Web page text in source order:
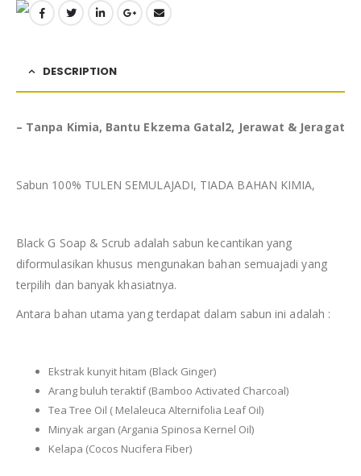
DESCRIPTION
– Tanpa Kimia, Bantu Ekzema Gatal2, Jerawat & Jeragat
Sabun 100% TULEN SEMULAJADI, TIADA BAHAN KIMIA,
Black G Soap & Scrub adalah sabun kecantikan yang
diformulasikan khusus mengunakan bahan semuajadi yang
terpilih dan banyak khasiatnya.
Antara bahan utama yang terdapat dalam sabun ini adalah :
Ekstrak kunyit hitam (Black Ginger)
Arang buluh teraktif (Bamboo Activated Charcoal)
Tea Tree Oil ( Melaleuca Alternifolia Leaf Oil)
Minyak argan (Argania Spinosa Kernel Oil)
Kelapa (Cocos Nucifera Fiber)